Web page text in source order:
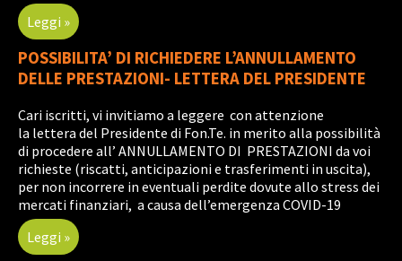
Leggi »
POSSIBILITA’ DI RICHIEDERE L’ANNULLAMENTO
DELLE PRESTAZIONI- LETTERA DEL PRESIDENTE
Cari iscritti, vi invitiamo a leggere con attenzione
la lettera del Presidente di Fon.Te. in merito alla possibilità
di procedere all’ ANNULLAMENTO DI PRESTAZIONI da voi
richieste (riscatti, anticipazioni e trasferimenti in uscita),
per non incorrere in eventuali perdite dovute allo stress dei
mercati finanziari, a causa dell’emergenza COVID-19
Leggi »